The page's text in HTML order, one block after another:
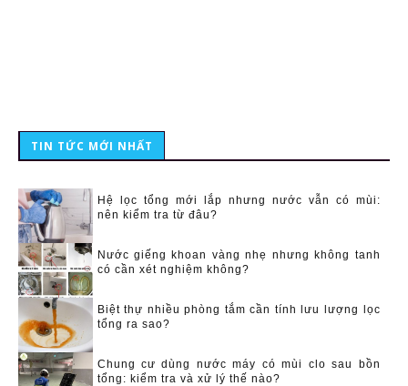
TIN TỨC MỚI NHẤT
Hệ lọc tổng mới lắp nhưng nước vẫn có mùi:
nên kiểm tra từ đâu?
Nước giếng khoan vàng nhẹ nhưng không tanh
có cần xét nghiệm không?
Biệt thự nhiều phòng tắm cần tính lưu lượng lọc
tổng ra sao?
Chung cư dùng nước máy có mùi clo sau bồn
tổng: kiểm tra và xử lý thế nào?